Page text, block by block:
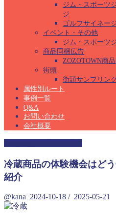
ジム・スポーツ
ジ
ゴルフサイネー
イベント・その他
ジム・スポーツ
商品同梱広告
ZOZOTOWN商
街頭
街頭サンプリン
属性別ルート
事例一覧
Q&A
お問い合わせ
会社概要
冷蔵商品の体験機会はど
紹介
@kana 2024-10-18 / 2025-05-21